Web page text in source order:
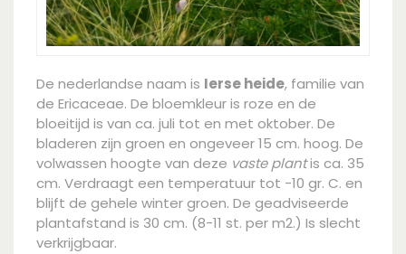
De nederlandse naam is Ierse heide, familie van
de Ericaceae. De bloemkleur is roze en de
bloeitijd is van ca. juli tot en met oktober. De
bladeren zijn groen en ongeveer 15 cm. hoog. De
volwassen hoogte van deze vaste plantis ca. 35
cm. Verdraagt een temperatuur tot -10 gr. C. en
blijft de gehele winter groen. De geadviseerde
plantafstand is 30 cm. (8-11 st. per m2.) Is slecht
verkrijgbaar.